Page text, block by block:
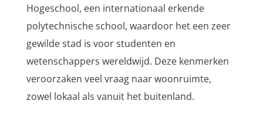
Hogeschool, een internationaal erkende
polytechnische school, waardoor het een zeer
gewilde stad is voor studenten en
wetenschappers wereldwijd. Deze kenmerken
veroorzaken veel vraag naar woonruimte,
zowel lokaal als vanuit het buitenland.